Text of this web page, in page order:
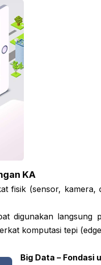
KA
fisik (sensor,
digunakan langsung
komputasi tepi
Big Data – Fondasi